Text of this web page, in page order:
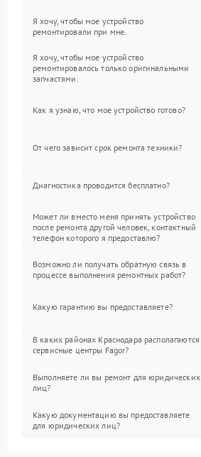
Я хочу, чтобы мое устройство
ремонтировали при мне.
Я хочу, чтобы мое устройство
ремонтировалось только оригинальными
запчастями.
Как я узнаю, что мое устройство готово?
От чего зависит срок ремонта техники?
Диагностика проводится бесплатно?
Может ли вместо меня принять устройство
после ремонта другой человек, контактный
телефон которого я предоставлю?
Возможно ли получать обратную связь в
процессе выполнения ремонтных работ?
Какую гарантию вы предоставляете?
В каких районах Краснодара располагаются
сервисные центры Fagor?
Выполняете ли вы ремонт для юридических
лиц?
Какую документацию вы предоставляете
для юридических лиц?